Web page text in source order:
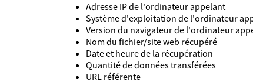
Adresse IP de l'ordinateur appelant
Système d'exploitation de l'ordinateur
Version du navigateur de l'ordinateur
Nom du fichier/site web récupéré
Date et heure de la récupération
Quantité de données transférées
URL référente